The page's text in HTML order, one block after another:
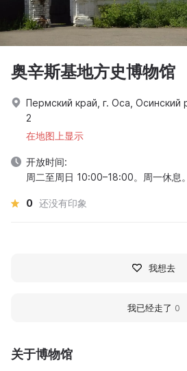
关于博物馆
奥辛斯基地方史博物馆
Пермский край, г. Оса, Осинский
2
在地图上显示
开放时间:
周二至周日 10:00–18:00。周一休息。
0 还没有印象
我想去
我已经走了 0